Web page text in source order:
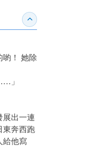
收合內容簡介
！ 她除
」
展出一連
東奔西跑
給他寫